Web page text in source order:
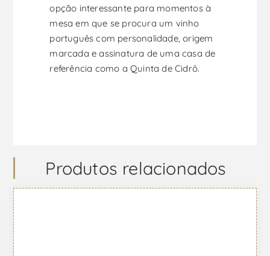
opção interessante para momentos à
mesa em que se procura um vinho
português com personalidade, origem
marcada e assinatura de uma casa de
referência como a Quinta de Cidrô.
Produtos relacionados